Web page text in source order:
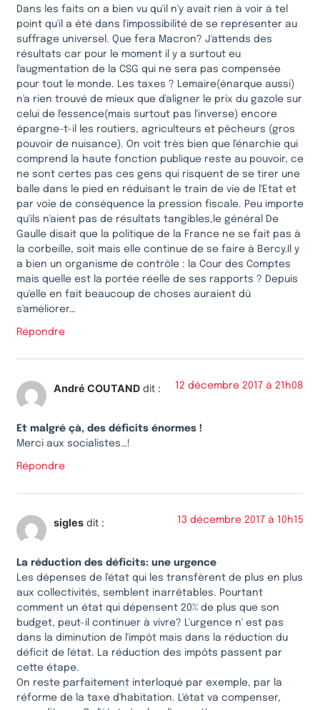
Dans les faits on a bien vu qu'il n'y avait rien à voir à tel
point qu'il a été dans l'impossibilité de se représenter au
suffrage universel. Que fera Macron? J'attends des
résultats car pour le moment il y a surtout eu
l'augmentation de la CSG qui ne sera pas compensée
pour tout le monde. Les taxes ? Lemaire(énarque aussi)
n'a rien trouvé de mieux que d'aligner le prix du gazole sur
celui de l'essence(mais surtout pas l'inverse) encore
épargne-t-il les routiers, agriculteurs et pêcheurs (gros
pouvoir de nuisance). On voit très bien que l'énarchie qui
comprend la haute fonction publique reste au pouvoir, ce
ne sont certes pas ces gens qui risquent de se tirer une
balle dans le pied en réduisant le train de vie de l'Etat et
par voie de conséquence la pression fiscale. Peu importe
qu'ils n'aient pas de résultats tangibles,le général De
Gaulle disait que la politique de la France ne se fait pas à
la corbeille, soit mais elle continue de se faire à Bercy.Il y
a bien un organisme de contrôle : la Cour des Comptes
mais quelle est la portée réelle de ses rapports ? Depuis
qu'elle en fait beaucoup de choses auraient dû
s'améliorer…
Répondre
André COUTAND dit : 12 décembre 2017 à 21h08
Et malgré çà, des déficits énormes !
Merci aux socialistes…!
Répondre
sigles dit : 13 décembre 2017 à 10h15
La réduction des déficits: une urgence
Les dépenses de l'état qui les transfèrent de plus en plus
aux collectivités, semblent inarrêtables. Pourtant
comment un état qui dépensent 20% de plus que son
budget, peut-il continuer à vivre? L'urgence n' est pas
dans la diminution de l'impôt mais dans la réduction du
déficit de l'état. La réduction des impôts passent par
cette étape.
On reste parfaitement interloqué par exemple, par la
réforme de la taxe d'habitation. L'état va compenser,